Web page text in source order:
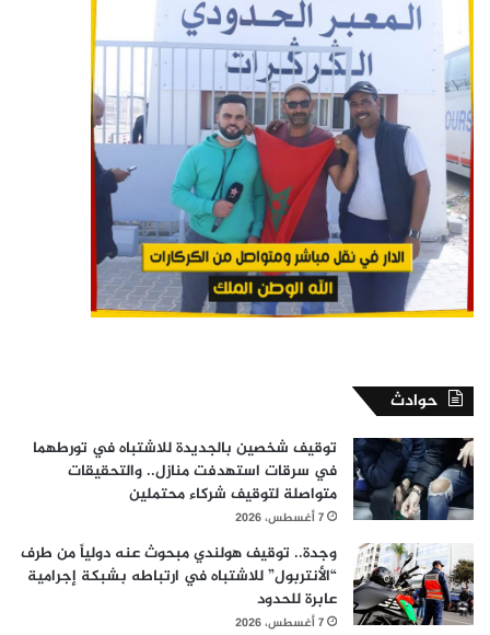
حوادث
توقيف شخصين بالجديدة للاشتباه في تورطهما
في سرقات استهدفت منازل.. والتحقيقات
متواصلة لتوقيف شركاء محتملين
7 أغسطس، 2026
وجدة.. توقيف هولندي مبحوث عنه دولياً من طرف
“الأنتربول” للاشتباه في ارتباطه بشبكة إجرامية
عابرة للحدود
7 أغسطس، 2026